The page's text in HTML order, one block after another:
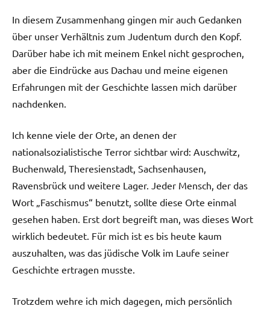
In diesem Zusammenhang gingen mir auch Gedanken
über unser Verhältnis zum Judentum durch den Kopf.
Darüber habe ich mit meinem Enkel nicht gesprochen,
aber die Eindrücke aus Dachau und meine eigenen
Erfahrungen mit der Geschichte lassen mich darüber
nachdenken.
Ich kenne viele der Orte, an denen der
nationalsozialistische Terror sichtbar wird: Auschwitz,
Buchenwald, Theresienstadt, Sachsenhausen,
Ravensbrück und weitere Lager. Jeder Mensch, der das
Wort „Faschismus“ benutzt, sollte diese Orte einmal
gesehen haben. Erst dort begreift man, was dieses Wort
wirklich bedeutet. Für mich ist es bis heute kaum
auszuhalten, was das jüdische Volk im Laufe seiner
Geschichte ertragen musste.
Trotzdem wehre ich mich dagegen, mich persönlich